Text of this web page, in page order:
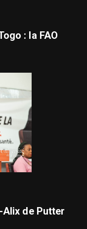
: la FAO
de Putter